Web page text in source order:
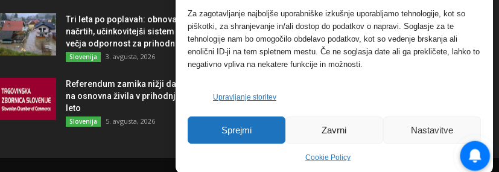
Za zagotavljanje najboljše uporabniške izkušnje uporabljamo tehnologije, kot so
piškotki, za shranjevanje in/ali dostop do podatkov o napravi. Soglasje za te
tehnologije nam bo omogočilo obdelavo podatkov, kot so vedenje brskanja ali
enolični ID-ji na tem spletnem mestu. Če ne soglasja date ali ga prekličete, lahko to
negativno vpliva na nekatere funkcije in možnosti.
Upravljanje storitev
Sprejmi Zavrni Nastavitve
Cookie Policy
Tri leta po poplavah: obnova po
načrtih, učinkovitejši sistem in
večja odpornost za prihodnost
Slovenija 3. avgusta, 2026
Referendum zamika nižji davek
na osnovna živila v prihodnje
leto
Slovenija 5. avgusta, 2026
elektrarnam Verbund
Dogodki 29. januarja, 2018
FOTO: Razstava cvetličarskega